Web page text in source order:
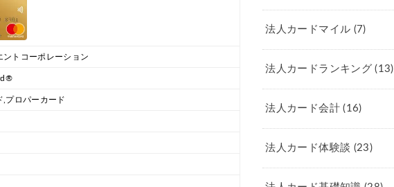
ントコーポレーション
,プロパーカード
法人カードマイル (7)
法人カードランキング(13)
法人カード会計(16)
法人カード体験談 (23)